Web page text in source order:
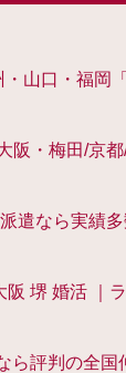
山口・福岡
阪・梅田/京都
遣なら実績
阪 堺 婚活 ｜
ら評判の全国